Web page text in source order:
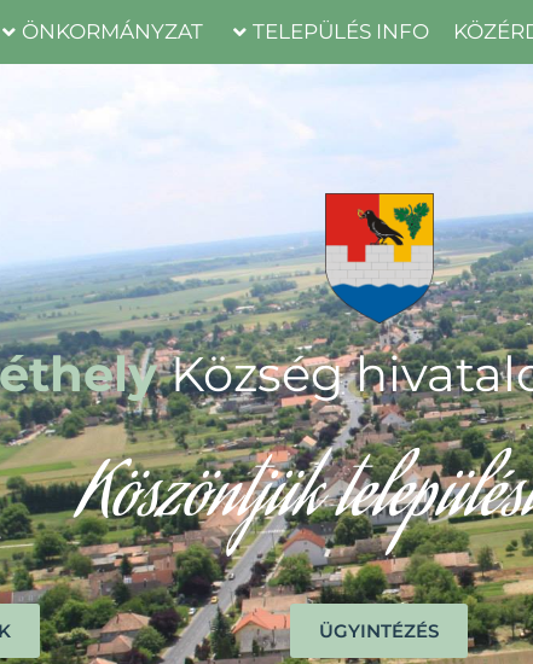
ÖNKORMÁNYZAT TELEPÜLÉS INFO
Község
Köszöntjük
ÜGYINTÉZÉS